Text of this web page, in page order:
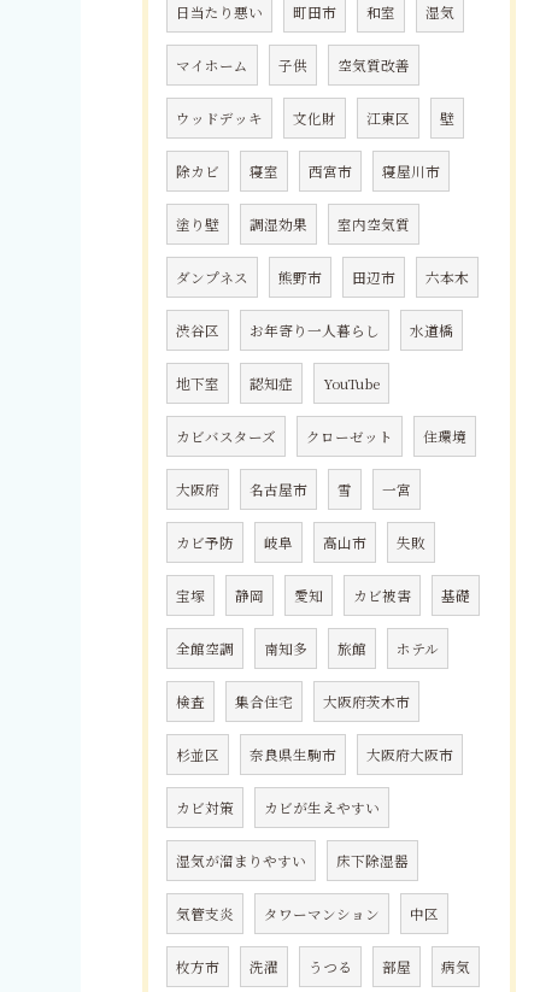
日当たり悪い 町田市 和室 湿気
マイホーム 子供 空気質改善
ウッドデッキ 文化財 江東区 壁
除カビ 寝室 西宮市 寝屋川市
塗り壁 調湿効果 室内空気質
ダンプネス 熊野市 田辺市 六本木
渋谷区 お年寄り一人暮らし 水道橋
地下室 認知症 YouTube
カビバスターズ クローゼット 住環境
大阪府 名古屋市 雪 一宮
カビ予防 岐阜 高山市 失敗
宝塚 静岡 愛知 カビ被害 基礎
全館空調 南知多 旅館 ホテル
検査 集合住宅 大阪府茨木市
杉並区 奈良県生駒市 大阪府大阪市
カビ対策 カビが生えやすい
湿気が溜まりやすい 床下除湿器
気管支炎 タワーマンション 中区
枚方市 洗濯 うつる 部屋 病気